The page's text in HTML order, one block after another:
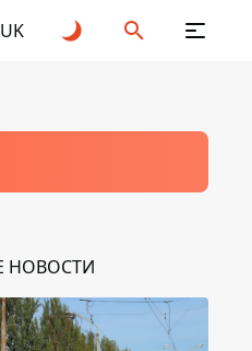
UK
НОВОСТИ